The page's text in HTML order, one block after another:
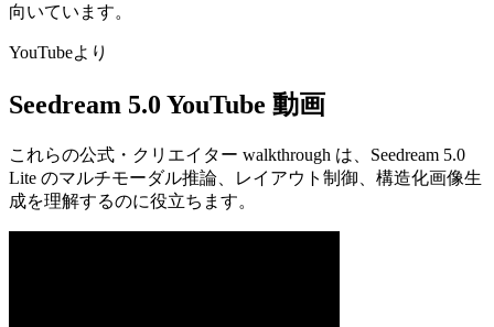
向いています。
YouTubeより
Seedream 5.0 YouTube 動画
これらの公式・クリエイター walkthrough は、Seedream 5.0
Lite のマルチモーダル推論、レイアウト制御、構造化画像生
成を理解するのに役立ちます。